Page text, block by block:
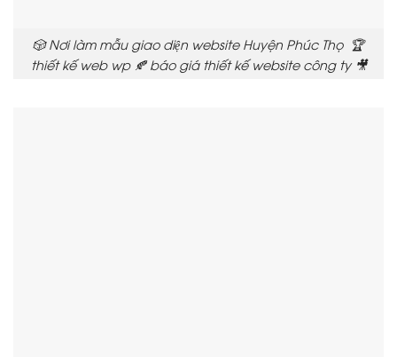
🎲 Nơi làm mẫu giao diện website Huyện Phúc Thọ 🏆
thiết kế web wp 🍂 báo giá thiết kế website công ty 🎥